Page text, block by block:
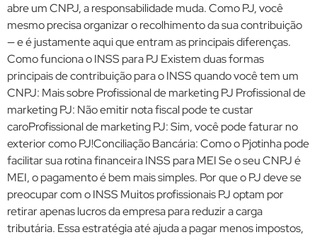
abre um CNPJ, a responsabilidade muda. Como PJ, você
mesmo precisa organizar o recolhimento da sua contribuição
— e é justamente aqui que entram as principais diferenças.
Como funciona o INSS para PJ Existem duas formas
principais de contribuição para o INSS quando você tem um
CNPJ: Mais sobre Profissional de marketing PJ Profissional de
marketing PJ: Não emitir nota fiscal pode te custar
caroProfissional de marketing PJ: Sim, você pode faturar no
exterior como PJ!Conciliação Bancária: Como o Pjotinha pode
facilitar sua rotina financeira INSS para MEI Se o seu CNPJ é
MEI, o pagamento é bem mais simples. Por que o PJ deve se
preocupar com o INSS Muitos profissionais PJ optam por
retirar apenas lucros da empresa para reduzir a carga
tributária. Essa estratégia até ajuda a pagar menos impostos,